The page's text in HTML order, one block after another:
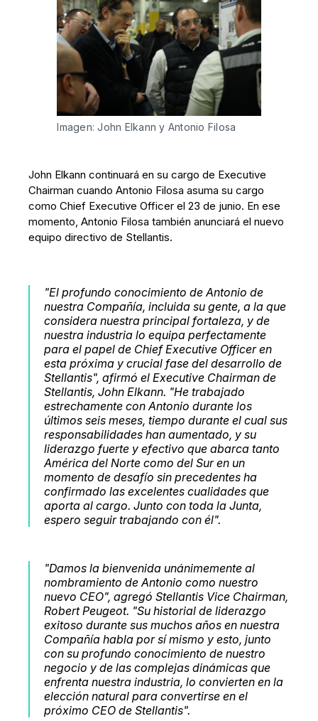
Imagen: John Elkann y Antonio Filosa
John Elkann continuará en su cargo de Executive
Chairman cuando Antonio Filosa asuma su cargo
como Chief Executive Officer el 23 de junio. En ese
momento, Antonio Filosa también anunciará el nuevo
equipo directivo de Stellantis.
"El profundo conocimiento de Antonio de
nuestra Compañía, incluida su gente, a la que
considera nuestra principal fortaleza, y de
nuestra industria lo equipa perfectamente
para el papel de Chief Executive Officer en
esta próxima y crucial fase del desarrollo de
Stellantis", afirmó el Executive Chairman de
Stellantis, John Elkann. "He trabajado
estrechamente con Antonio durante los
últimos seis meses, tiempo durante el cual sus
responsabilidades han aumentado, y su
liderazgo fuerte y efectivo que abarca tanto
América del Norte como del Sur en un
momento de desafío sin precedentes ha
confirmado las excelentes cualidades que
aporta al cargo. Junto con toda la Junta,
espero seguir trabajando con él".
"Damos la bienvenida unánimemente al
nombramiento de Antonio como nuestro
nuevo CEO", agregó Stellantis Vice Chairman,
Robert Peugeot. "Su historial de liderazgo
exitoso durante sus muchos años en nuestra
Compañía habla por sí mismo y esto, junto
con su profundo conocimiento de nuestro
negocio y de las complejas dinámicas que
enfrenta nuestra industria, lo convierten en la
elección natural para convertirse en el
próximo CEO de Stellantis".